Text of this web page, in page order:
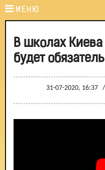
МЕНЮ
В школах
будет
31-07-2020, 16:37 /